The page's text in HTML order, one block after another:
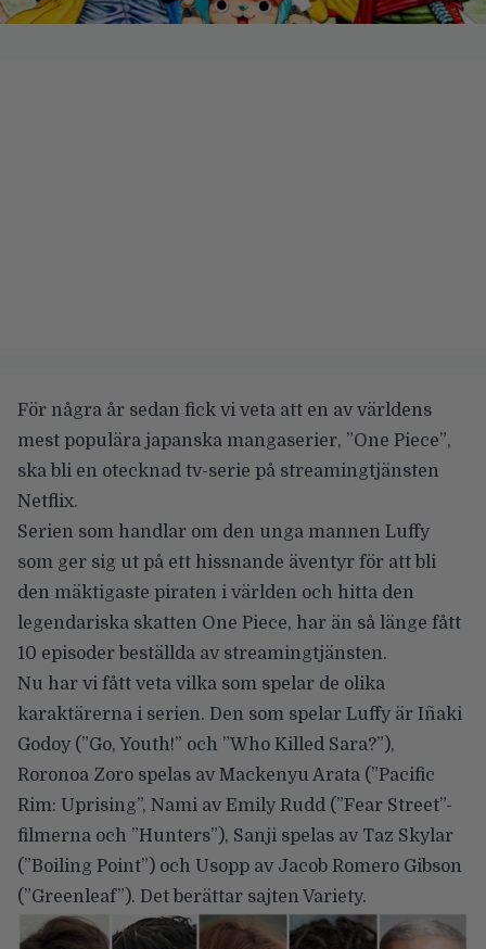
För några år sedan fick vi veta att en av världens
mest populära japanska mangaserier, ”One Piece”,
ska bli en otecknad tv-serie på streamingtjänsten
Netflix.
Serien som handlar om den unga mannen Luffy
som ger sig ut på ett hissnande äventyr för att bli
den mäktigaste piraten i världen och hitta den
legendariska skatten One Piece, har än så länge fått
10 episoder beställda av streamingtjänsten.
Nu har vi fått veta vilka som spelar de olika
karaktärerna i serien. Den som spelar Luffy är Iñaki
Godoy (”Go, Youth!” och ”Who Killed Sara?”),
Roronoa Zoro spelas av Mackenyu Arata (”Pacific
Rim: Uprising”, Nami av Emily Rudd (”Fear Street”-
filmerna och ”Hunters”), Sanji spelas av Taz Skylar
(”Boiling Point”) och Usopp av Jacob Romero Gibson
(”Greenleaf”). Det berättar sajten Variety.